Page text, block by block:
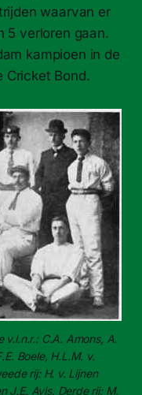
waarvan er
5 verloren gaan.
kampioen in de
Cricket Bond.
C.A. Amons, A.
Boele, H.L.M. v.
rij: H. v. Lijnen
J.E. Avis. Derde rij: M.